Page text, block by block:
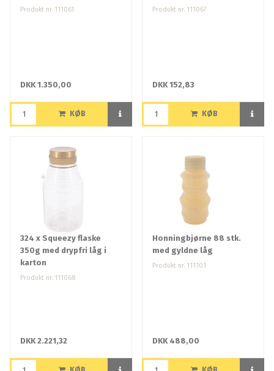
Produkt nr. 111061
DKK 1.350,00
KØB
Produkt nr. 111067
DKK 152,83
KØB
324 x Squeezy flaske
350g med drypfri låg i
karton
Produkt nr. 111068
DKK 2.221,32
Honningbjørne 88 stk.
med gyldne låg
Produkt nr. 111101
DKK 488,00